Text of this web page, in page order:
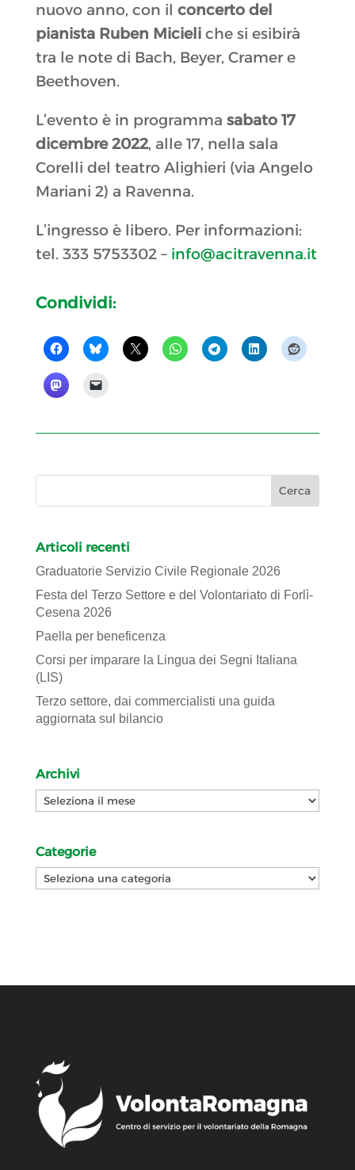
nuovo anno, con il concerto del
pianista Ruben Micieliche si esibirà
tra le note di Bach, Beyer, Cramer e
Beethoven.
L’evento è in programma sabato 17
dicembre 2022, alle 17, nella sala
Corelli del teatro Alighieri (via Angelo
Mariani 2) a Ravenna.
L’ingresso è libero. Per informazioni:
tel. 333 5753302 – info@acitravenna.it
Condividi:
Articoli recenti
Graduatorie Servizio Civile Regionale 2026
Festa del Terzo Settore e del Volontariato di Forlì-
Cesena 2026
Paella per beneficenza
Corsi per imparare la Lingua dei Segni Italiana
(LIS)
Terzo settore, dai commercialisti una guida
aggiornata sul bilancio
Archivi
Archivi
Categorie
Categorie